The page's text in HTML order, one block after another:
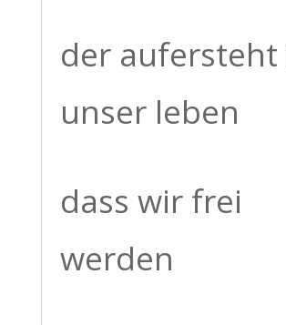
der aufersteht
unser leben
dass wir frei
werden